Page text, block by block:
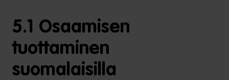
5.1 Osaamisen
tuottaminen
suomalaisilla